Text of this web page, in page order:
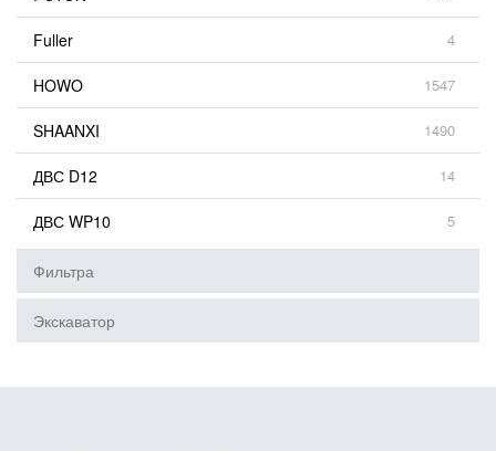
Fuller 4
HOWO 1547
SHAANXI 1490
ДВС D12 14
ДВС WP10 5
Фильтра
Экскаватор